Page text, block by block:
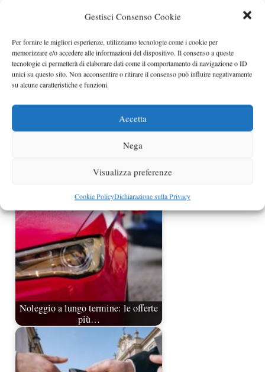
Gestisci Consenso Cookie
Per fornire le migliori esperienze, utilizziamo tecnologie come i cookie per
memorizzare e/o accedere alle informazioni del dispositivo. Il consenso a queste
tecnologie ci permetterà di elaborare dati come il comportamento di navigazione o ID
unici su questo sito. Non acconsentire o ritirare il consenso può influire negativamente
su alcune caratteristiche e funzioni.
Accetta
Nega
Visualizza preferenze
Cookie PolicyDichiarazione sulla Privacy
Noleggio a breve termine, tendenza
in crescita sul…
noleggio auto in Italia
Noleggio a lungo termine: le offerte
più…